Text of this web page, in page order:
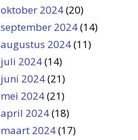
oktober 2024(20)
september 2024(14)
augustus 2024(11)
juli 2024(14)
juni 2024(21)
mei 2024(21)
april 2024(18)
maart 2024(17)